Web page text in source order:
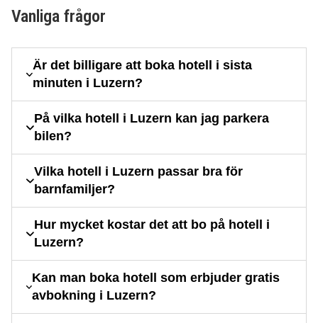
Vanliga frågor
Är det billigare att boka hotell i sista
minuten i Luzern?
På vilka hotell i Luzern kan jag parkera
bilen?
Vilka hotell i Luzern passar bra för
barnfamiljer?
Hur mycket kostar det att bo på hotell i
Luzern?
Kan man boka hotell som erbjuder gratis
avbokning i Luzern?